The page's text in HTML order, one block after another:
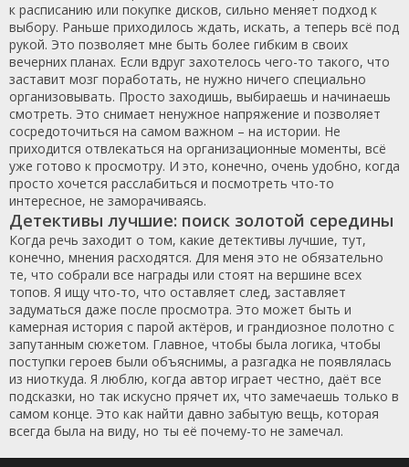
к расписанию или покупке дисков, сильно меняет подход к
выбору. Раньше приходилось ждать, искать, а теперь всё под
рукой. Это позволяет мне быть более гибким в своих
вечерних планах. Если вдруг захотелось чего-то такого, что
заставит мозг поработать, не нужно ничего специально
организовывать. Просто заходишь, выбираешь и начинаешь
смотреть. Это снимает ненужное напряжение и позволяет
сосредоточиться на самом важном – на истории. Не
приходится отвлекаться на организационные моменты, всё
уже готово к просмотру. И это, конечно, очень удобно, когда
просто хочется расслабиться и посмотреть что-то
интересное, не заморачиваясь.
Детективы лучшие: поиск золотой середины
Когда речь заходит о том, какие детективы лучшие, тут,
конечно, мнения расходятся. Для меня это не обязательно
те, что собрали все награды или стоят на вершине всех
топов. Я ищу что-то, что оставляет след, заставляет
задуматься даже после просмотра. Это может быть и
камерная история с парой актёров, и грандиозное полотно с
запутанным сюжетом. Главное, чтобы была логика, чтобы
поступки героев были объяснимы, а разгадка не появлялась
из ниоткуда. Я люблю, когда автор играет честно, даёт все
подсказки, но так искусно прячет их, что замечаешь только в
самом конце. Это как найти давно забытую вещь, которая
всегда была на виду, но ты её почему-то не замечал.